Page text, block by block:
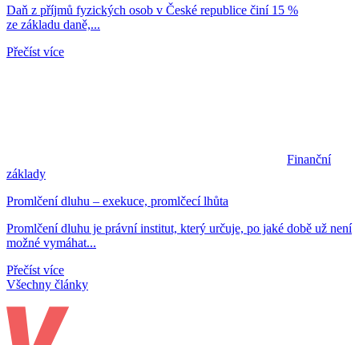
Daň z příjmů fyzických osob v České republice činí 15 %
ze základu daně,...
Přečíst více
Finanční
základy
Promlčení dluhu – exekuce, promlčecí lhůta
Promlčení dluhu je právní institut, který určuje, po jaké době už není
možné vymáhat...
Přečíst více
Všechny články